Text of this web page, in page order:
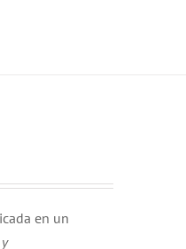
en un